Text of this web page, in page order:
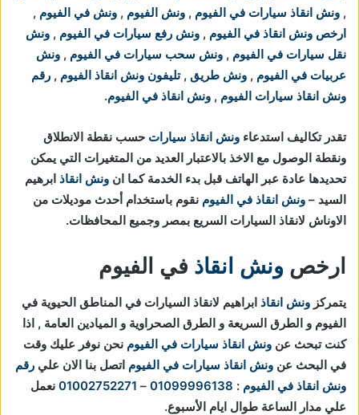
, ونش انقاذ سيارات في الفيوم , ونش الفيوم , ونش في الفيوم ,
ارخص ونش انقاذ في الفيوم , ونش رفع سيارات في الفيوم , ونش
نقل سيارات في الفيوم , ونش سحب سيارات في الفيوم , ونش
عربيات في الفيوم , ونش طريق ,تليفون ونش انقاذ الفيوم , رقم
ونش انقاذ سيارات الفيوم , ونش انقاذ في الفيوم.
تقدر تكاليف استدعاء ونش انقاذ سيارات حسب نقطة الانطلاق
ونقطة الوصول مع الاخذ بالاعتبار العديد من المتغيرات التي يمكن
تحديدها عادة عبر الهاتف قبل بدء الخدمة كما ان ونش انقاذ ابرهيم
السيد – ونش انقاذ في الفيوم نقوم باستخدام أحدث موديلات من
الاوناش لانقاذ السيارات السريع بمصر وجميع المحافظات.
ارخص ونش انقاذ في الفيوم
يتمركز ونش انقاذ ابراهيم لانقاذ السيارات في المناطق الحيوية في
الفيوم و الطرق السريعة و الطرق الصحراوية و الميادين العامة , اذا
كنت تبحث عن ونش انقاذ سيارات في الفيوم نحن نوفر عليك وقت
في البحث عن ونش انقاذ سيارات في الفيوم اتصل بنا الان علي رقم
ونش انقاذ في الفيوم :
01099996138
–
01002752271 نعمل
علي مدار الساعة طوال ايام الأسبوع.